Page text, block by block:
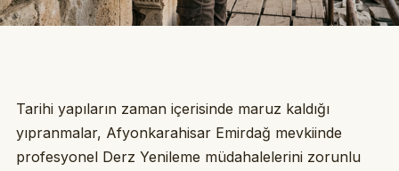
Tarihi yapıların zaman içerisinde maruz kaldığı
yıpranmalar, Afyonkarahisar Emirdağ mevkiinde
profesyonel Derz Yenileme müdahalelerini zorunlu